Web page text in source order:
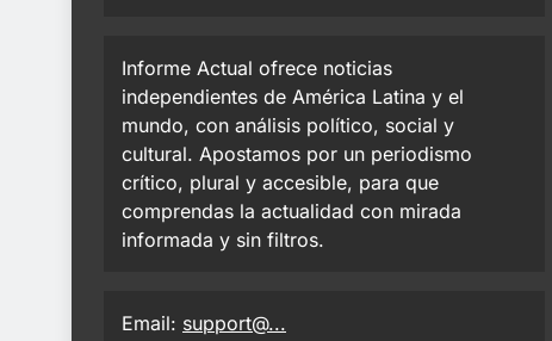
Informe Actual ofrece noticias
independientes de América Latina y el
mundo, con análisis político, social y
cultural. Apostamos por un periodismo
crítico, plural y accesible, para que
comprendas la actualidad con mirada
informada y sin filtros.
Email: support@...